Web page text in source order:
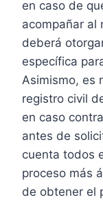
en caso de
acompañar al
deberá
específica
Asimismo, es
registro civil
en caso
antes de
cuenta todos
proceso más
de obtener el